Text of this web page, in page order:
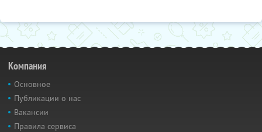
Компания
Основное
Публикации о нас
Вакансии
Правила сервиса